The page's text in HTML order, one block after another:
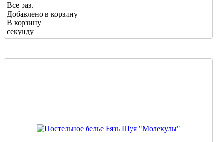
Все раз.
Добавлено в корзину
В корзину
секунду